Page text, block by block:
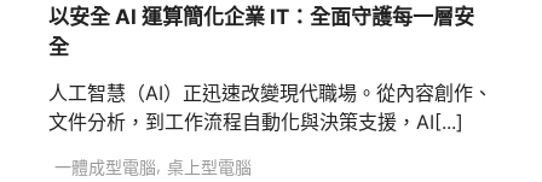
以安全 AI 運算簡化企業 IT：全面守護每一層安
全
人工智慧（AI）正迅速改變現代職場。從內容創作、
文件分析，到工作流程自動化與決策支援，AI[...]
一體成型電腦, 桌上型電腦